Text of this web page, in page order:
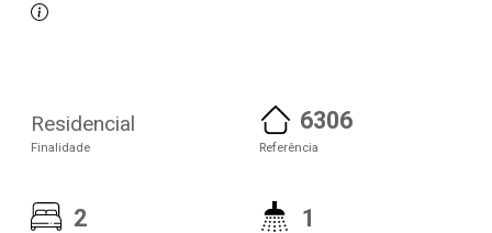
Residencial
Finalidade
6306
Referência
2 1